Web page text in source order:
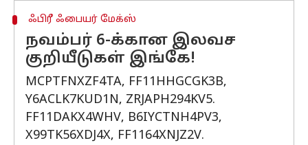
ஃபிரீ ஃபையர் மேக்ஸ்
நவம்பர் 6-க்கான இலவச
குறியீடுகள் இங்கே!
MCPTFNXZF4TA, FF11HHGCGK3B,
Y6ACLK7KUD1N, ZRJAPH294KV5.
FF11DAKX4WHV, B6IYCTNH4PV3,
X99TK56XDJ4X, FF1164XNJZ2V.